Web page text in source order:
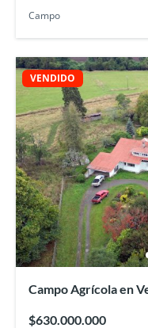
Campo
VENDIDO
Campo Agrícola en
$630.000.000